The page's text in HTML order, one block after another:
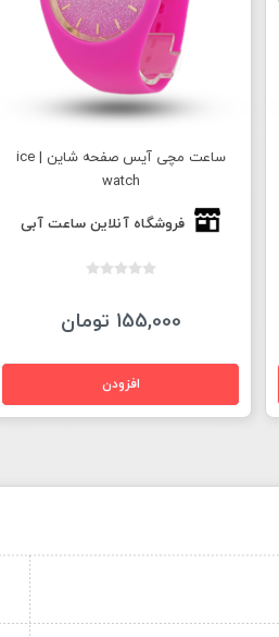
ساعت مچی آیس صفحه شاین | ice
watch
فروشگاه آنلاین ساعت آبی
155,000 تومان